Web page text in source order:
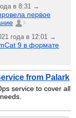
в 8:31 →
первое
1
года в 12:01 →
9 в формате
from Palark
service to cover all